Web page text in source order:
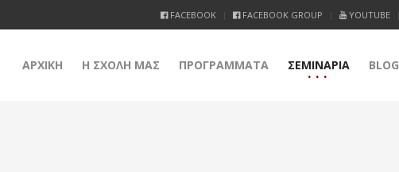
FACEBOOK FACEBOOK GROUP YOUTUBE
ΑΡΧΙΚΗ Η ΣΧΟΛΗ ΜΑΣ ΠΡΟΓΡΑΜΜΑΤΑ ΣΕΜΙΝΑΡΙΑ BLOG